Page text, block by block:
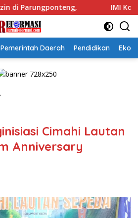
IMI Kota Cimahi Resmi Jadi
Pemerintah Daerah Pendidikan
Cimahi Lautan
Anniversary